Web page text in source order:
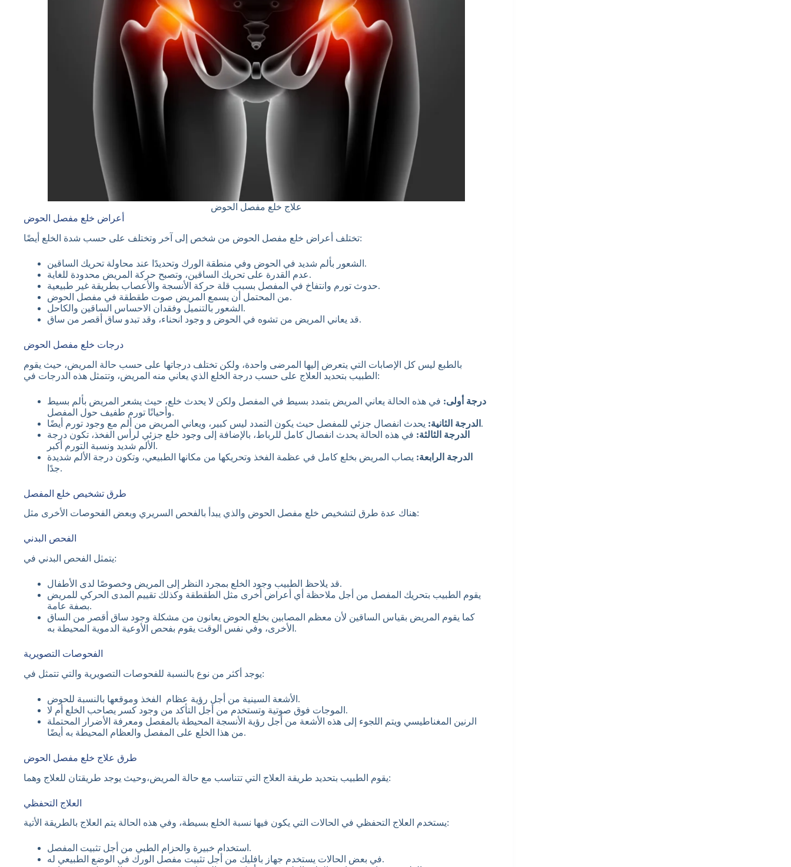
علاج خلع مفصل الحوض
أعراض خلع مفصل الحوض
تختلف أعراض خلع مفصل الحوض من شخص إلى آخر وتختلف على حسب شدة الخلع أيضًا:
الشعور بألم شديد في الحوض وفي منطقة الورك وتحديدًا عند محاولة تحريك الساقين.
عدم القدرة على تحريك الساقين، وتصبح حركة المريض محدودة للغاية.
حدوث تورم وانتفاخ في المفصل بسبب قلة حركة الأنسجة والأعصاب بطريقة غير طبيعية.
من المحتمل أن يسمع المريض صوت طقطقة في مفصل الحوض.
الشعور بالتنميل وفقدان الاحساس الساقين والكاحل.
قد يعاني المريض من تشوه في الحوض و وجود انحناء، وقد تبدو ساق أقصر من ساق.
درجات خلع مفصل الحوض
بالطبع ليس كل الإصابات التي يتعرض إليها المرضى واحدة، ولكن تختلف درجاتها على حسب حالة المريض، حيث يقوم
الطبيب بتحديد العلاج على حسب درجة الخلع الذي يعاني منه المريض، وتتمثل هذه الدرجات في:
درجة أولى: في هذه الحالة يعاني المريض بتمدد بسيط في المفصل ولكن لا يحدث خلع، حيث يشعر المريض بألم بسيط
وأحيانًا تورم طفيف حول المفصل.
الدرجة الثانية: يحدث انفصال جزئي للمفصل حيث يكون التمدد ليس كبير، ويعاني المريض من ألم مع وجود تورم أيضًا.
الدرجة الثالثة: في هذه الحالة يحدث انفصال كامل للرباط، بالإضافة إلى وجود خلع جزئي لرأس الفخذ، تكون درجة
الألم شديد ونسبة التورم أكبر.
الدرجة الرابعة: يصاب المريض بخلع كامل في عظمة الفخذ وتحريكها من مكانها الطبيعي، وتكون درجة الألم شديدة
جدًا.
طرق تشخيص خلع المفصل
هناك عدة طرق لتشخيص خلع مفصل الحوض والذي يبدأ بالفحص السريري وبعض الفحوصات الأخرى مثل:
الفحص البدني
يتمثل الفحص البدني في:
قد يلاحظ الطبيب وجود الخلع بمجرد النظر إلى المريض وخصوصًا لدى الأطفال.
يقوم الطبيب بتحريك المفصل من أجل ملاحظة أي أعراض أخرى مثل الطقطقة وكذلك تقييم المدى الحركي للمريض
بصفة عامة.
كما يقوم المريض بقياس الساقين لأن معظم المصابين بخلع الحوض يعانون من مشكلة وجود ساق أقصر من الساق
الأخرى، وفي نفس الوقت يقوم بفحص الأوعية الدموية المحيطة به.
الفحوصات التصويرية
يوجد أكثر من نوع بالنسبة للفحوصات التصويرية والتي تتمثل في:
الأشعة السينية من أجل رؤية عظام الفخذ وموقعها بالنسبة للحوض.
الموجات فوق صوتية وتستخدم من أجل التأكد من وجود كسر يصاحب الخلع أم لا.
الرنين المغناطيسي ويتم اللجوء إلى هذه الأشعة من أجل رؤية الأنسجة المحيطة بالمفصل ومعرفة الأضرار المحتملة
من هذا الخلع على المفصل والعظام المحيطة به أيضًا.
طرق علاج خلع مفصل الحوض
يقوم الطبيب بتحديد طريقة العلاج التي تتناسب مع حالة المريض،وحيث يوجد طريقتان للعلاج وهما:
العلاج التحفظي
يستخدم العلاج التحفظي في الحالات التي يكون فيها نسبة الخلع بسيطة، وفي هذه الحالة يتم العلاج بالطريقة الأتية:
استخدام خبيرة والحزام الطبي من أجل تثبيت المفصل.
في بعض الحالات يستخدم جهاز بافليك من أجل تثبيت مفصل الورك في الوضع الطبيعي له.